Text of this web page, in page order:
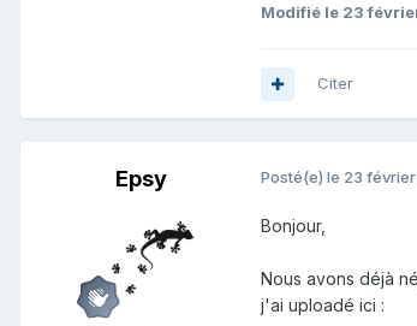
Modifié le 23
Citer
Epsy Posté(e) le 23 février
Bonjour,
Nous avons déjà
j'ai uploadé ici :